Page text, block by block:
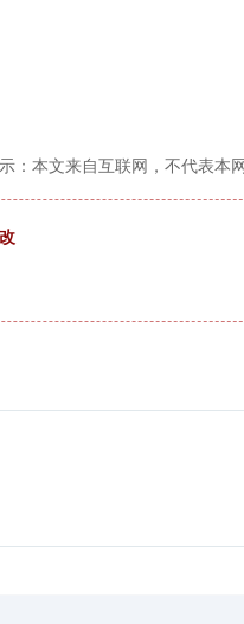
本文来自互联网，不代表本网